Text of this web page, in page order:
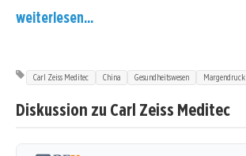
weiterlesen...
Carl Zeiss Meditec China Gesundheitswesen Margendruck
Diskussion zu Carl Zeiss Meditec